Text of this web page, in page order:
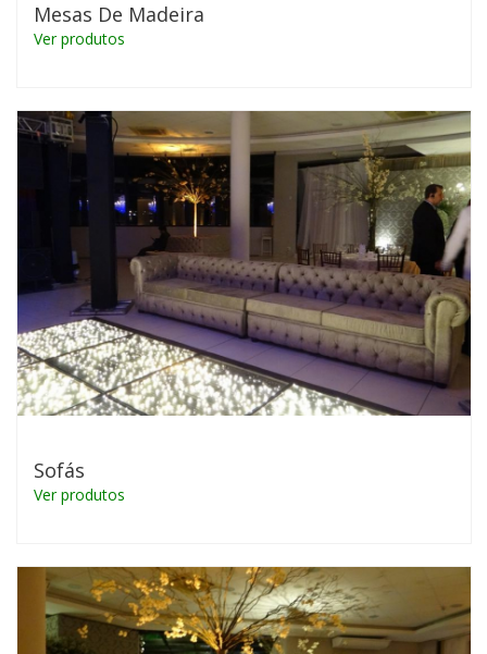
Mesas De Madeira
Ver produtos
Sofás
Ver produtos